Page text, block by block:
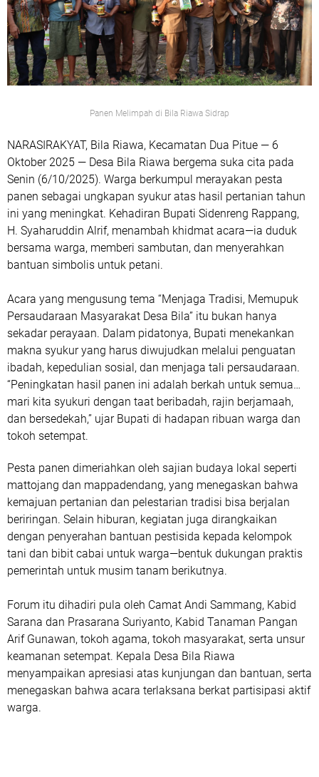
Panen Melimpah di Bila Riawa Sidrap
NARASIRAKYAT, Bila Riawa, Kecamatan Dua Pitue — 6
Oktober 2025 — Desa Bila Riawa bergema suka cita pada
Senin (6/10/2025). Warga berkumpul merayakan pesta
panen sebagai ungkapan syukur atas hasil pertanian tahun
ini yang meningkat. Kehadiran Bupati Sidenreng Rappang,
H. Syaharuddin Alrif, menambah khidmat acara—ia duduk
bersama warga, memberi sambutan, dan menyerahkan
bantuan simbolis untuk petani.
Acara yang mengusung tema “Menjaga Tradisi, Memupuk
Persaudaraan Masyarakat Desa Bila” itu bukan hanya
sekadar perayaan. Dalam pidatonya, Bupati menekankan
makna syukur yang harus diwujudkan melalui penguatan
ibadah, kepedulian sosial, dan menjaga tali persaudaraan.
“Peningkatan hasil panen ini adalah berkah untuk semua…
mari kita syukuri dengan taat beribadah, rajin berjamaah,
dan bersedekah,” ujar Bupati di hadapan ribuan warga dan
tokoh setempat.
Pesta panen dimeriahkan oleh sajian budaya lokal seperti
mattojang dan mappadendang, yang menegaskan bahwa
kemajuan pertanian dan pelestarian tradisi bisa berjalan
beriringan. Selain hiburan, kegiatan juga dirangkaikan
dengan penyerahan bantuan pestisida kepada kelompok
tani dan bibit cabai untuk warga—bentuk dukungan praktis
pemerintah untuk musim tanam berikutnya.
Forum itu dihadiri pula oleh Camat Andi Sammang, Kabid
Sarana dan Prasarana Suriyanto, Kabid Tanaman Pangan
Arif Gunawan, tokoh agama, tokoh masyarakat, serta unsur
keamanan setempat. Kepala Desa Bila Riawa
menyampaikan apresiasi atas kunjungan dan bantuan, serta
menegaskan bahwa acara terlaksana berkat partisipasi aktif
warga.